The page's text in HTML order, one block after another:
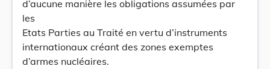
d’aucune manière les obligations assumées par
les
Etats Parties au Traité en vertu d’instruments
internationaux créant des zones exemptes
d’armes nucléaires.